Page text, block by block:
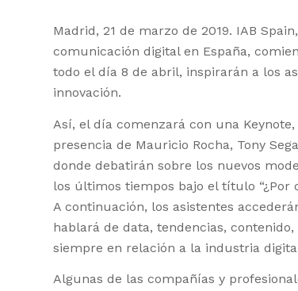
Madrid, 21 de marzo de 2019. IAB
comunicación digital en España,
todo el día 8 de abril, inspirarán a los
innovación.
Así, el día comenzará con una
presencia de Mauricio Rocha, Tony
donde debatirán sobre los nuevos
los últimos tiempos bajo el título “¿Por
A continuación, los asistentes
hablará de data, tendencias,
siempre en relación a la industria
Algunas de las compañías y